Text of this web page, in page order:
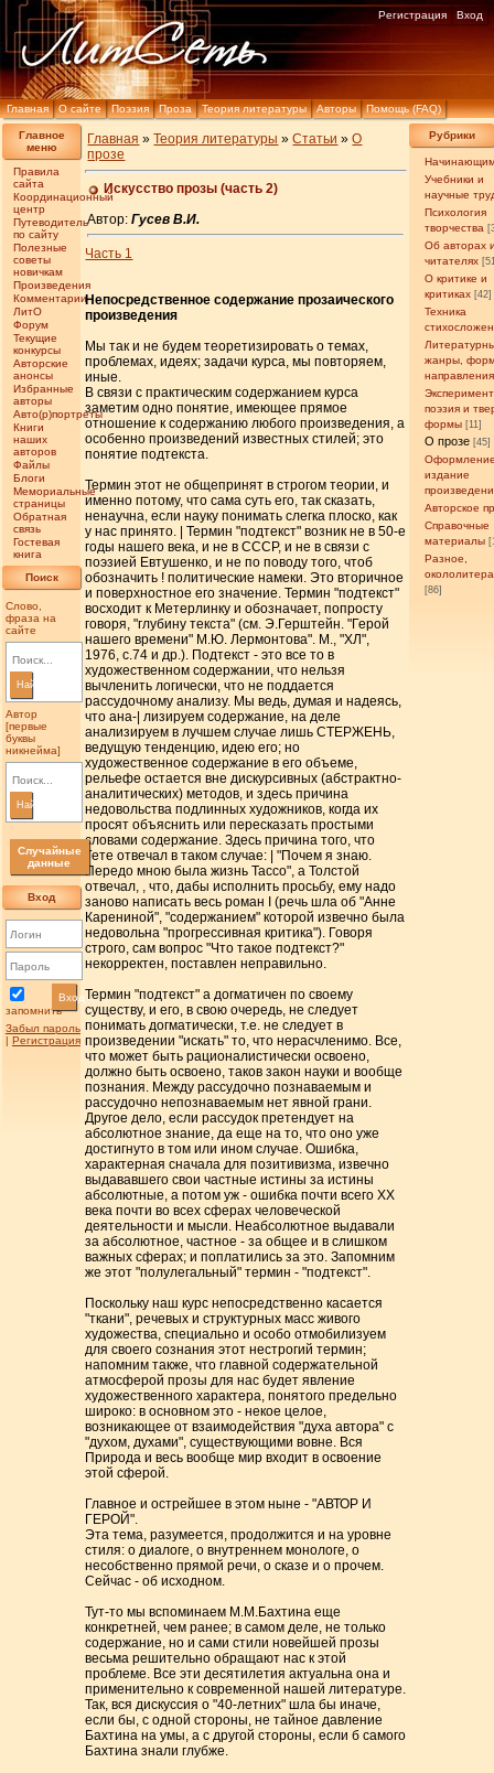
Главная О сайте Поэзия Проза Теория литературы Авторы Помощь (FAQ)
Регистрация Вход
Главное
меню
Правила
сайта
Координационный
центр
Путеводитель
по сайту
Полезные
советы
новичкам
Произведения
Комментарии
ЛитО
Форум
Текущие
конкурсы
Авторские
анонсы
Избранные
авторы
Авто(р)портреты
Книги
наших
авторов
Файлы
Блоги
Мемориальные
страницы
Обратная
связь
Гостевая
книга
Поиск
Слово,
фраза на
сайте
Найти
Автор
[первые
буквы
никнейма]
Найти
Случайные
данные
Вход
запомнить
Вход
Забыл пароль
| Регистрация
Рубрики
Учебники и
научные
Психология
творчества
Об авторах
читателях
О критике и
критиках [42]
Техника
жанры,
направления
поэзия и
формы [11]
О прозе [45]
издание
Авторское
Справочные
материалы
Разное,
[86]
Главная »Теория литературы »Статьи »О
прозе
Искусство прозы (часть 2)
Автор:Гусев В.И.
Часть 1
Непосредственное содержание прозаического
произведения
Мы так и не будем теоретизировать о темах,
проблемах, идеях; задачи курса, мы повторяем,
иные.
В связи с практическим содержанием курса
заметим одно понятие, имеющее прямое
отношение к содержанию любого произведения, а
особенно произведений известных стилей; это
понятие подтекста.
Термин этот не общепринят в строгом теории, и
именно потому, что сама суть его, так сказать,
ненаучна, если науку понимать слегка плоско, как
у нас принято. | Термин "подтекст" возник не в 50-е
годы нашего века, и не в СССР, и не в связи с
поэзией Евтушенко, и не по поводу того, чтоб
обозначить ! политические намеки. Это вторичное
и поверхностное его значение. Термин "подтекст"
восходит к Метерлинку и обозначает, попросту
говоря, "глубину текста" (см. Э.Герштейн. "Герой
нашего времени" М.Ю. Лермонтова". М., "ХЛ",
1976, с.74 и др.). Подтекст - это все то в
художественном содержании, что нельзя
вычленить логически, что не поддается
рассудочному анализу. Мы ведь, думая и надеясь,
что ана-| лизируем содержание, на деле
анализируем в лучшем случае лишь СТЕРЖЕНЬ,
ведущую тенденцию, идею его; но
художественное содержание в его объеме,
рельефе остается вне дискурсивных (абстрактно-
аналитических) методов, и здесь причина
недовольства подлинных художников, когда их
просят объяснить или пересказать простыми
словами содержание. Здесь причина того, что
Гете отвечал в таком случае: | "Почем я знаю.
Передо мною была жизнь Тассо", а Толстой
отвечал, , что, дабы исполнить просьбу, ему надо
заново написать весь роман I (речь шла об "Анне
Карениной", "содержанием" которой извечно была
недовольна "прогрессивная критика"). Говоря
строго, сам вопрос "Что такое подтекст?"
некорректен, поставлен неправильно.
Термин "подтекст" а догматичен по своему
существу, и его, в свою очередь, не следует
понимать догматически, т.е. не следует в
произведении "искать" то, что нерасчленимо. Все,
что может быть рационалистически освоено,
должно быть освоено, таков закон науки и вообще
познания. Между рассудочно познаваемым и
рассудочно непознаваемым нет явной грани.
Другое дело, если рассудок претендует на
абсолютное знание, да еще на то, что оно уже
достигнуто в том или ином случае. Ошибка,
характерная сначала для позитивизма, извечно
выдававшего свои частные истины за истины
абсолютные, а потом уж - ошибка почти всего XX
века почти во всех сферах человеческой
деятельности и мысли. Неабсолютное выдавали
за абсолютное, частное - за общее и в слишком
важных сферах; и поплатились за это. Запомним
же этот "полулегальный" термин - "подтекст".
Поскольку наш курс непосредственно касается
"ткани", речевых и структурных масс живого
художества, специально и особо отмобилизуем
для своего сознания этот нестрогий термин;
напомним также, что главной содержательной
атмосферой прозы для нас будет явление
художественного характера, понятого предельно
широко: в основном это - некое целое,
возникающее от взаимодействия "духа автора" с
"духом, духами", существующими вовне. Вся
Природа и весь вообще мир входит в освоение
этой сферой.
Главное и острейшее в этом ныне - "АВТОР И
ГЕРОЙ".
Эта тема, разумеется, продолжится и на уровне
стиля: о диалоге, о внутреннем монологе, о
несобственно прямой речи, о сказе и о прочем.
Сейчас - об исходном.
Тут-то мы вспоминаем М.М.Бахтина еще
конкретней, чем ранее; в самом деле, не только
содержание, но и сами стили новейшей прозы
весьма решительно обращают нас к этой
проблеме. Все эти десятилетия актуальна она и
применительно к современной нашей литературе.
Так, вся дискуссия о "40-летних" шла бы иначе,
если бы, с одной стороны, не тайное давление
Бахтина на умы, а с другой стороны, если б самого
Бахтина знали глубже.